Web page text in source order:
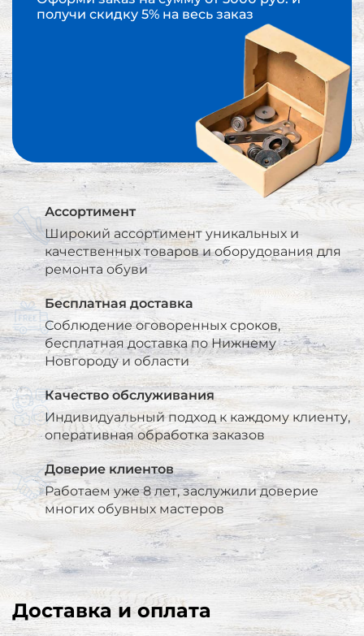
получи скидку 5% на весь заказ
Ассортимент
Широкий ассортимент уникальных и
качественных товаров и оборудования для
ремонта обуви
Бесплатная доставка
Соблюдение оговоренных сроков,
бесплатная доставка по Нижнему
Новгороду и области
Качество обслуживания
Индивидуальный подход к каждому клиенту,
оперативная обработка заказов
Доверие клиентов
Работаем уже 8 лет, заслужили доверие
многих обувных мастеров
Доставка и оплата